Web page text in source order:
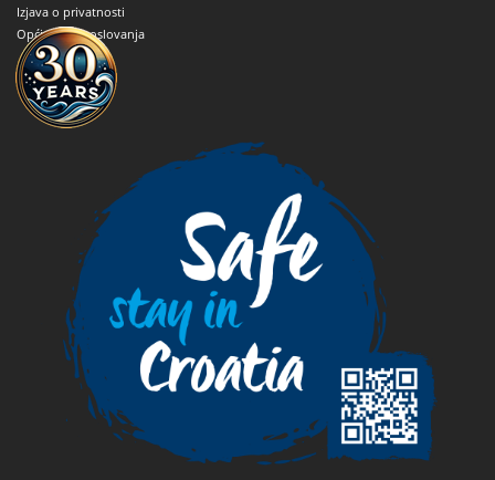
Izjava o privatnosti
Opći uvjeti poslovanja